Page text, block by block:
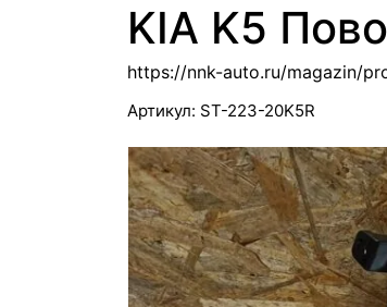
KIA K5
https://nnk-auto.ru/magazin/
Артикул: ST-223-20K5R